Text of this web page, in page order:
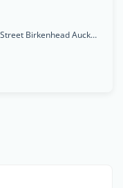
Suite 3, Hinemoa House 184 Hinemoa Street Birkenhead Auckland 0626